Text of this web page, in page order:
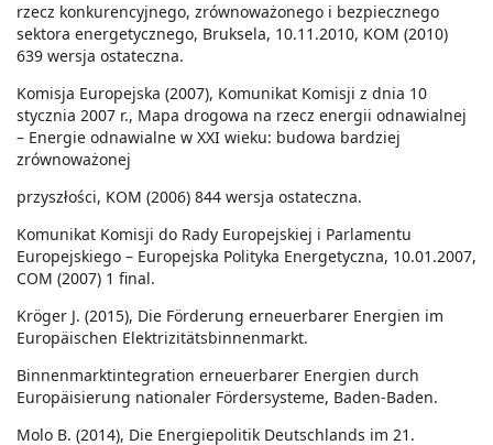
rzecz konkurencyjnego, zrównoważonego i bezpiecznego
sektora energetycznego, Bruksela, 10.11.2010, KOM (2010)
639 wersja ostateczna.
Komisja Europejska (2007), Komunikat Komisji z dnia 10
stycznia 2007 r., Mapa drogowa na rzecz energii odnawialnej
– Energie odnawialne w XXI wieku: budowa bardziej
zrównoważonej
przyszłości, KOM (2006) 844 wersja ostateczna.
Komunikat Komisji do Rady Europejskiej i Parlamentu
Europejskiego – Europejska Polityka Energetyczna, 10.01.2007,
COM (2007) 1 final.
Kröger J. (2015), Die Förderung erneuerbarer Energien im
Europäischen Elektrizitätsbinnenmarkt.
Binnenmarktintegration erneuerbarer Energien durch
Europäisierung nationaler Fördersysteme, Baden-Baden.
Molo B. (2014), Die Energiepolitik Deutschlands im 21.